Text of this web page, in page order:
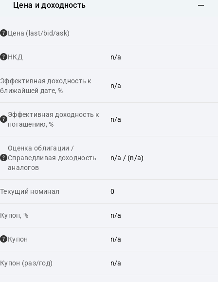
Цена и доходность
Цена (last/bid/ask)
НКД n/a
Эффективная доходность к
ближайшей дате, %
n/a
Эффективная доходность к
погашению, %
n/a
Оценка облигации /
Справедливая доходность
аналогов
n/a / (n/a)
Текущий номинал 0
Купон, % n/a
Купон n/a
Купон (раз/год) n/a